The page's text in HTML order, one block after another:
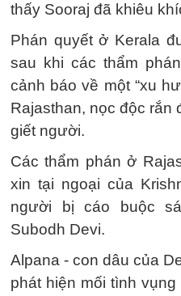
thấy Sooraj đã khiêu
Phán quyết ở Kerala
sau khi các thẩm
cảnh báo về một “xu
Rajasthan, nọc độc
giết người.
Các thẩm phán ở
xin tại ngoại của
người bị cáo buộc
Subodh Devi.
Alpana - con dâu của
phát hiện mối tình